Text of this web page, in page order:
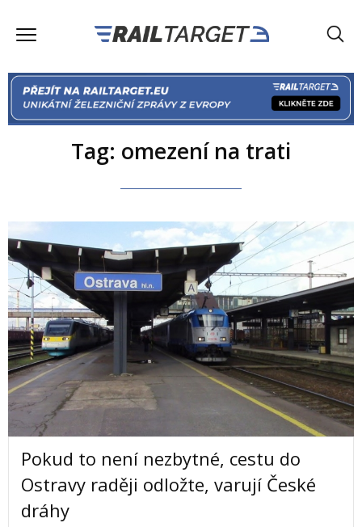
Tag: omezení na trati
Pokud to není nezbytné, cestu do
Ostravy raději odložte, varují České
dráhy